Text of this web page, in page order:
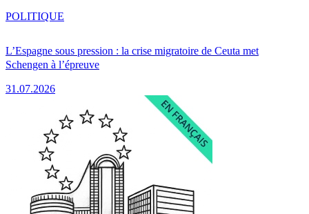
L’Espagne sous pression : la crise migratoire de Ceuta met
Schengen à l’épreuve
31.07.2026
POLITIQUE